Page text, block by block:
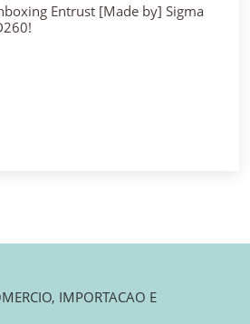
Entrust [Made by] Sigma
IMPORTACAO E